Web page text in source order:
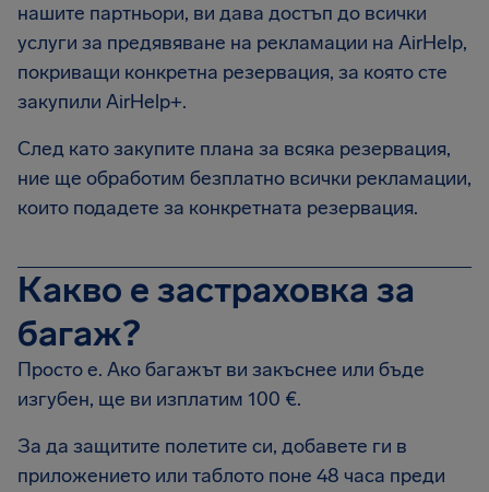
нашите партньори, ви дава достъп до всички
услуги за предявяване на рекламации на AirHelp,
покриващи конкретна резервация, за която сте
закупили AirHelp+.
След като закупите плана за всяка резервация,
ние ще обработим безплатно всички рекламации,
които подадете за конкретната резервация.
Какво е застраховка за
багаж?
Просто е. Ако багажът ви закъснее или бъде
изгубен, ще ви изплатим 100 €.
За да защитите полетите си, добавете ги в
приложението или таблото поне 48 часа преди